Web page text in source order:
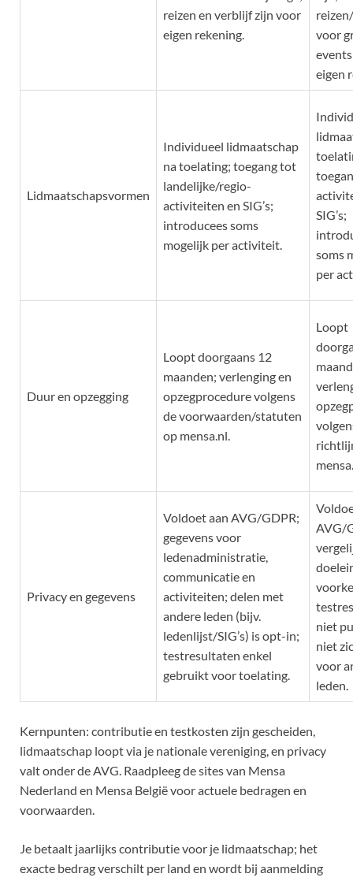
reizen en verblijf zijn voor
eigen rekening.
voor
eigen
Lidmaatschapsvormen
Individueel lidmaatschap
na toelating; toegang tot
landelijke/regio-
activiteiten en SIG’s;
introducees soms
mogelijk per activiteit.
SIG’s;
soms
per
Duur en opzegging
Loopt doorgaans 12
maanden; verlenging en
opzegprocedure volgens
de voorwaarden/statuten
op mensa.nl.
Loopt
Privacy en gegevens
Voldoet aan AVG/GDPR;
gegevens voor
ledenadministratie,
communicatie en
activiteiten; delen met
andere leden (bijv.
ledenlijst/SIG’s) is opt-in;
testresultaten enkel
gebruikt voor toelating.
AVG/
niet
niet
voor
leden.
Kernpunten: contributie en testkosten zijn gescheiden,
lidmaatschap loopt via je nationale vereniging, en privacy
valt onder de AVG. Raadpleeg de sites van Mensa
Nederland en Mensa België voor actuele bedragen en
voorwaarden.
Je betaalt jaarlijks contributie voor je lidmaatschap; het
exacte bedrag verschilt per land en wordt bij aanmelding